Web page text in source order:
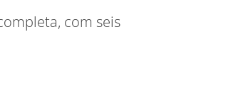
com seis